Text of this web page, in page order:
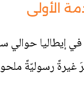
الأولى
غيرةً رسوليّةً